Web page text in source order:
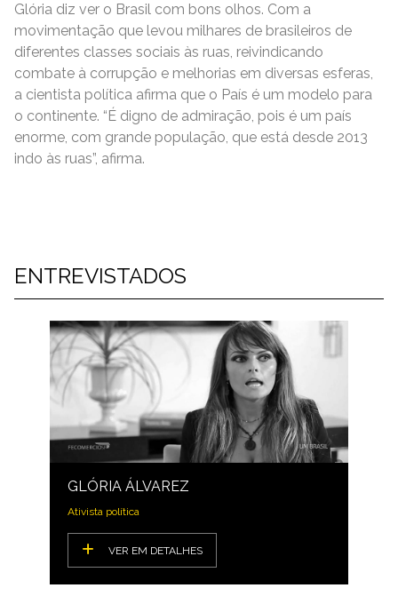
Glória diz ver o Brasil com bons olhos. Com a
movimentação que levou milhares de brasileiros de
diferentes classes sociais às ruas, reivindicando
combate à corrupção e melhorias em diversas esferas,
a cientista política afirma que o País é um modelo para
o continente. “É digno de admiração, pois é um país
enorme, com grande população, que está desde 2013
indo às ruas”, afirma.
ENTREVISTADOS
GLÓRIA ÁLVAREZ
Ativista política
VER EM DETALHES